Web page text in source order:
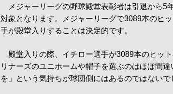
メジャーリーグの野球殿堂表彰者は引退から5
対象となります。メジャーリーグで3089本のヒ
手が殿堂入りすることは決定的です。
殿堂入りの際、イチロー選手が3089本のヒッ
リナーズのユニホームや帽子を選ぶのはほぼ間
を」という気持ちが球団側にはあるのではないで